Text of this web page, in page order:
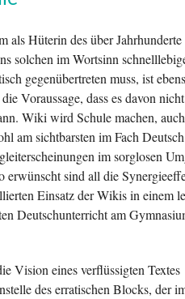
als Hüterin des über Jahrhunderte
solchen im Wortsinn
gegenübertreten muss, ist
Voraussage, dass es davon nicht
Wiki wird Schule machen,
am sichtbarsten im Fach
im sorglosen
erwünscht sind all die
Einsatz der Wikis in einem
Deutschunterricht am
Vision eines verflüssigten Textes
des erratischen Blocks, der